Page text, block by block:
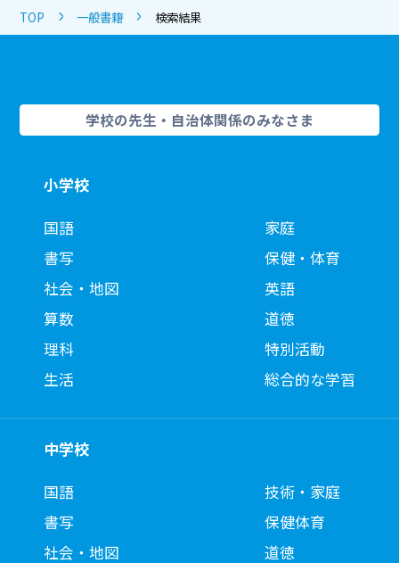
TOP 一般書籍 検索結果
学校の先生・自治体関係のみなさま
小学校
国語
書写
社会・地図
算数
理科
生活
家庭
保健・体育
英語
道徳
特別活動
総合的な学習
中学校
国語
書写
社会・地図
技術・家庭
保健体育
道徳